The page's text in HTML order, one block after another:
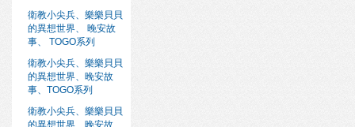
衛教小尖兵、樂樂貝貝
的異想世界、 晚安故
事、 TOGO系列
衛教小尖兵、樂樂貝貝
的異想世界、晚安故
事、TOGO系列
衛教小尖兵、樂樂貝貝
的異想世界、晚安故